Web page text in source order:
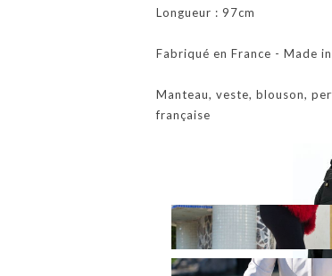
Longueur : 97cm
Fabriqué en France - Made
Manteau, veste, blouson,
française